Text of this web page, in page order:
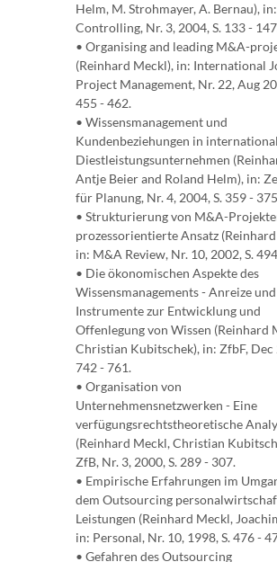
Helm, M. Strohmayer, A. Bernau), in:
Controlling, Nr. 3, 2004, S. 133 -
• Organising and leading M&A-
(Reinhard Meckl), in: International
Project Management, Nr. 22, Aug
455 - 462.
• Wissensmanagement und
Kundenbeziehungen in
Diestleistungsunternehmen
Antje Beier and Roland Helm), in:
für Planung, Nr. 4, 2004, S. 359 -
• Strukturierung von M&A-
prozessorientierte Ansatz
in: M&A Review, Nr. 10, 2002, S.
• Die ökonomischen Aspekte des
Wissensmanagements - Anreize und
Instrumente zur Entwicklung und
Offenlegung von Wissen (Reinhard
Christian Kubitschek), in: ZfbF, Dec
742 - 761.
• Organisation von
Unternehmensnetzwerken - Eine
verfügungsrechtstheoretische
(Reinhard Meckl, Christian
ZfB, Nr. 3, 2000, S. 289 - 307.
• Empirische Erfahrungen im
dem Outsourcing
Leistungen (Reinhard Meckl,
in: Personal, Nr. 10, 1998, S. 476 -
• Gefahren des Outsourcing